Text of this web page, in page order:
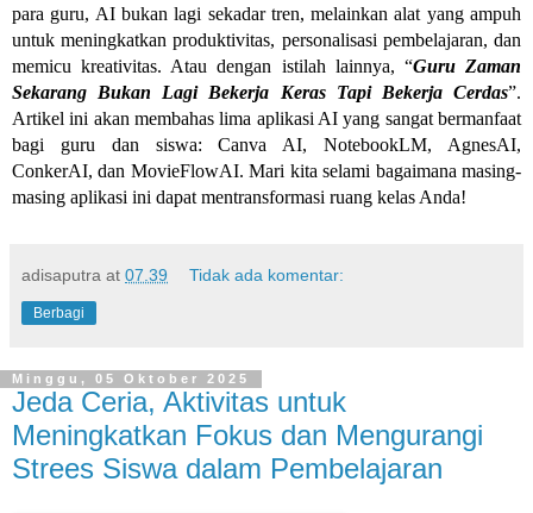
para guru, AI bukan lagi sekadar tren, melainkan alat yang ampuh
untuk meningkatkan produktivitas, personalisasi pembelajaran, dan
memicu kreativitas. Atau dengan istilah lainnya, “Guru Zaman
Sekarang Bukan Lagi Bekerja Keras Tapi Bekerja Cerdas”.
Artikel ini akan membahas lima aplikasi AI yang sangat bermanfaat
bagi guru dan siswa: Canva AI, NotebookLM, AgnesAI,
ConkerAI, dan MovieFlowAI. Mari kita selami bagaimana masing-
masing aplikasi ini dapat mentransformasi ruang kelas Anda!
adisaputra at 07.39 Tidak ada komentar:
Berbagi
Minggu, 05 Oktober 2025
Jeda Ceria, Aktivitas untuk
Meningkatkan Fokus dan Mengurangi
Strees Siswa dalam Pembelajaran